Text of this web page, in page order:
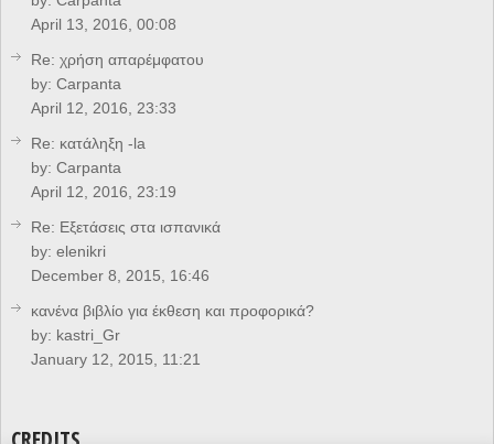
April 13, 2016, 00:08
Re: χρήση απαρέμφατου
by: Carpanta
April 12, 2016, 23:33
Re: κατάληξη -la
by: Carpanta
April 12, 2016, 23:19
Re: Eξετάσεις στα ισπανικά
by: elenikri
December 8, 2015, 16:46
κανένα βιβλίο για έκθεση και προφορικά?
by: kastri_Gr
January 12, 2015, 11:21